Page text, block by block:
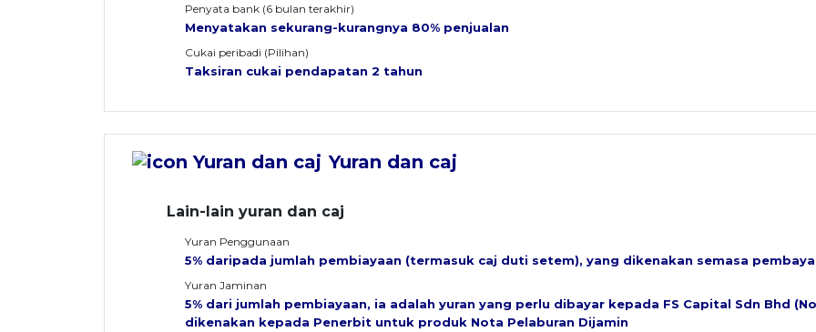
Penyata bank (6 bulan terakhir)
Menyatakan sekurang-kurangnya 80% penjualan
Cukai peribadi (Pilihan)
Taksiran cukai pendapatan 2 tahun
Yuran dan caj
Lain-lain yuran dan caj
Yuran Penggunaan
5% daripada jumlah pembiayaan (termasuk caj duti setem), yang dikenakan semasa
Yuran Jaminan
5% dari jumlah pembiayaan, ia adalah yuran yang perlu dibayar kepada FS Capital Sdn Bhd
dikenakan kepada Penerbit untuk produk Nota Pelaburan Dijamin